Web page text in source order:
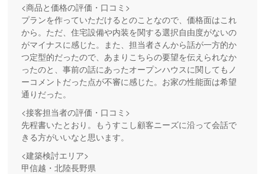
<商品と価格の評価・口コミ>
プランを作っていただけるとのことなので、価格面はこれ
から。ただ、住宅設備や内装を関する選択自由度がないの
がマイナスに感じた。また、担当者さんから話が一方的か
つ定型的だったので、あまりこちらの要望を伝えられなか
ったのと、事前の話にあったオープンハウスに関してもノ
ーコメントだった点が不審に感じた。お家の性能面は希望
通りだった。
<接客担当者の評価・口コミ>
先程書いたとおり。もうすこし顧客ニーズに沿って会話で
きる方がいいなと思います。
<建築検討エリア>
甲信越・北陸長野県